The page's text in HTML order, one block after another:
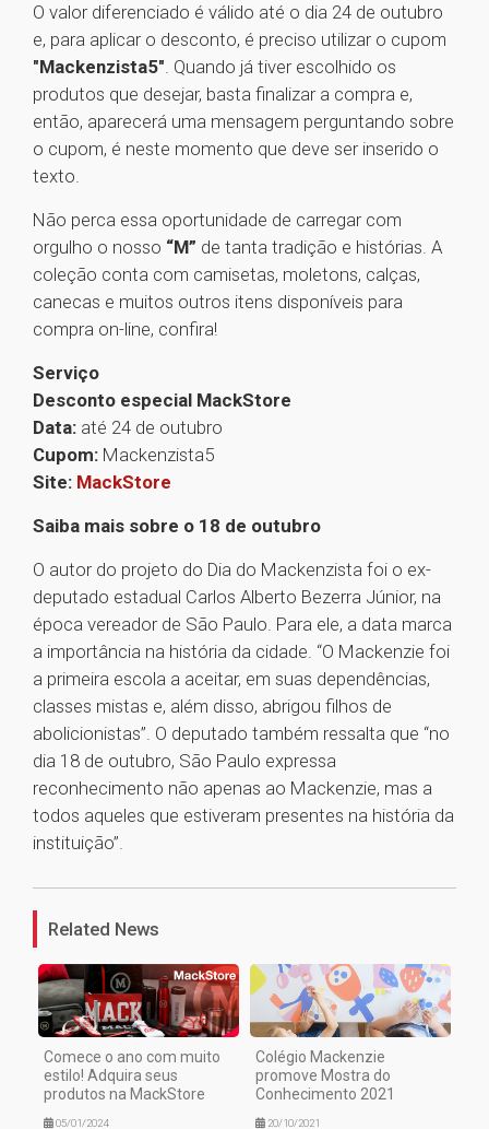
O valor diferenciado é válido até o dia 24 de outubro
e, para aplicar o desconto, é preciso utilizar o cupom
"Mackenzista5". Quando já tiver escolhido os
produtos que desejar, basta finalizar a compra e,
então, aparecerá uma mensagem perguntando sobre
o cupom, é neste momento que deve ser inserido o
texto.
Não perca essa oportunidade de carregar com
orgulho o nosso “M” de tanta tradição e histórias. A
coleção conta com camisetas, moletons, calças,
canecas e muitos outros itens disponíveis para
compra on-line, confira!
Serviço
Desconto especial MackStore
Data: até 24 de outubro
Cupom: Mackenzista5
Site: MackStore
Saiba mais sobre o 18 de outubro
O autor do projeto do Dia do Mackenzista foi o ex-
deputado estadual Carlos Alberto Bezerra Júnior, na
época vereador de São Paulo. Para ele, a data marca
a importância na história da cidade. “O Mackenzie foi
a primeira escola a aceitar, em suas dependências,
classes mistas e, além disso, abrigou filhos de
abolicionistas”. O deputado também ressalta que “no
dia 18 de outubro, São Paulo expressa
reconhecimento não apenas ao Mackenzie, mas a
todos aqueles que estiveram presentes na história da
instituição”.
Related News
Comece o ano com muito
estilo! Adquira seus
produtos na MackStore
05/01/2024
Colégio Mackenzie
promove Mostra do
Conhecimento 2021
20/10/2021